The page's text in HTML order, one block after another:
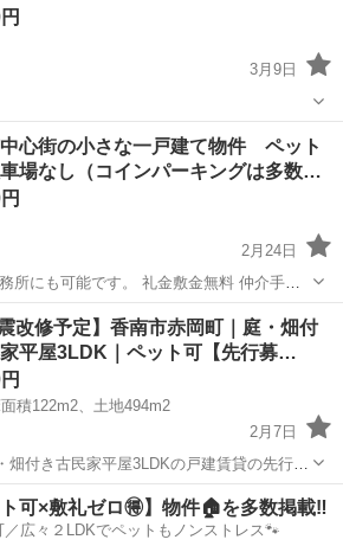
3月9日
て
心街の小さな一戸建て物件 ペット
場なし（コインパーキングは多数…
2月24日
20000円（居住）〜29000円（事業） 退去時...
て 無料
改修予定】香南市赤岡町｜庭・畑付
平屋3LDK｜ペット可【先行募…
積122m2、土地494m2
2月7日
畑付き古民家平屋3LDKの戸建賃貸の先行募
たい方、平屋に住みたい方、家庭菜園やガ
暮...
建て
ト可×敷礼ゼロ🉐】物件🏠を多数掲載‼️
／広々２LDKでペットもノンストレス🐾